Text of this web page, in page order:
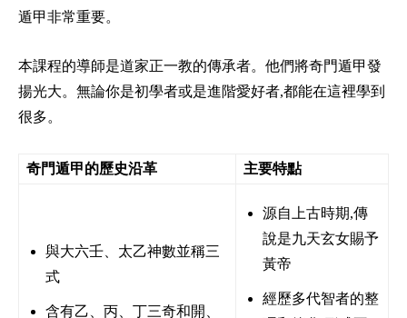
遁甲非常重要。
本課程的導師是道家正一教的傳承者。他們將奇門遁甲發
揚光大。無論你是初學者或是進階愛好者,都能在這裡學到
很多。
奇門遁甲的歷史沿革 主要特點
與大六壬、太乙神數並稱三
式
含有乙、丙、丁三奇和開、
源自上古時期,傳
說是九天玄女賜予
黃帝
經歷多代智者的整